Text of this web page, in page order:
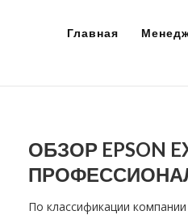
Главная
ОБЗОР EPSON
По классификации